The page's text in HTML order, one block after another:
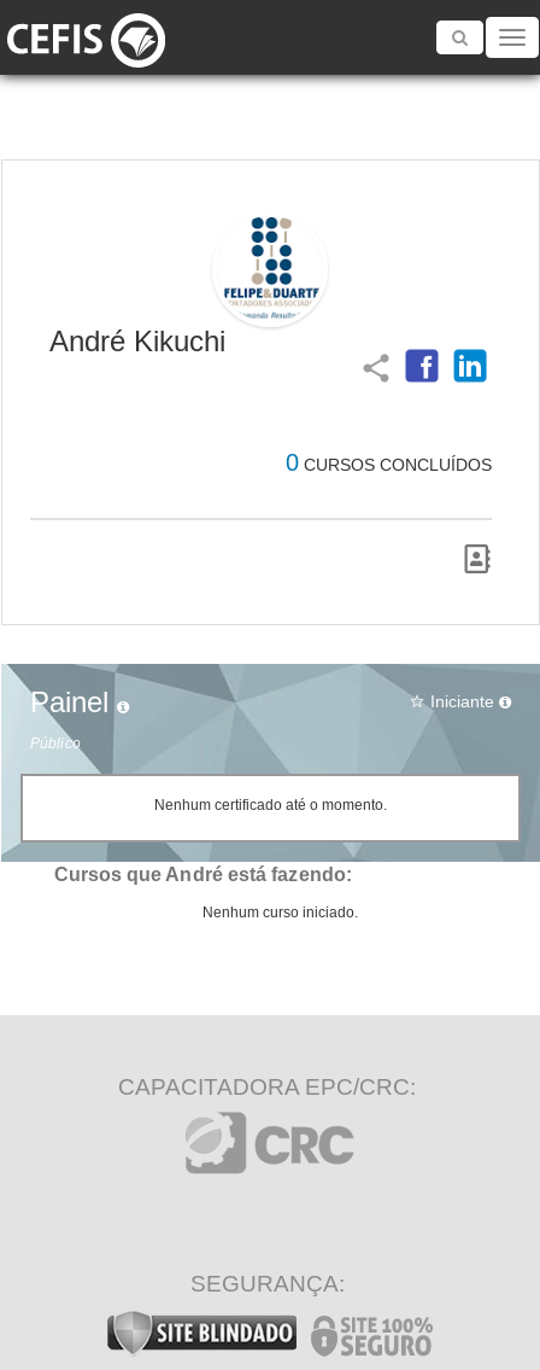
Toggle
André Kikuchi
share
0 CURSOS CONCLUÍDOS
Painel
Público
star_border Iniciante
Nenhum certificado até o momento.
Cursos que André está fazendo:
Nenhum curso iniciado.
CAPACITADORA EPC/CRC:
SEGURANÇA: